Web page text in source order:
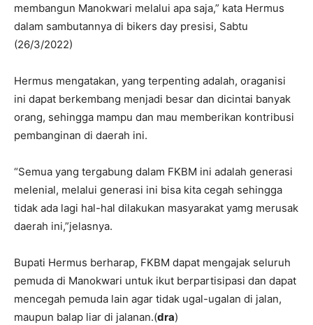
membangun Manokwari melalui apa saja,” kata Hermus
dalam sambutannya di bikers day presisi, Sabtu
(26/3/2022)
Hermus mengatakan, yang terpenting adalah, oraganisi
ini dapat berkembang menjadi besar dan dicintai banyak
orang, sehingga mampu dan mau memberikan kontribusi
pembanginan di daerah ini.
“Semua yang tergabung dalam FKBM ini adalah generasi
melenial, melalui generasi ini bisa kita cegah sehingga
tidak ada lagi hal-hal dilakukan masyarakat yamg merusak
daerah ini,”jelasnya.
Bupati Hermus berharap, FKBM dapat mengajak seluruh
pemuda di Manokwari untuk ikut berpartisipasi dan dapat
mencegah pemuda lain agar tidak ugal-ugalan di jalan,
maupun balap liar di jalanan.(dra)